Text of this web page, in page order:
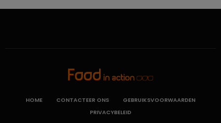
HOME CONTACTEER ONS
GEBRUIKSVOORWAARDEN
PRIVACYBELEID